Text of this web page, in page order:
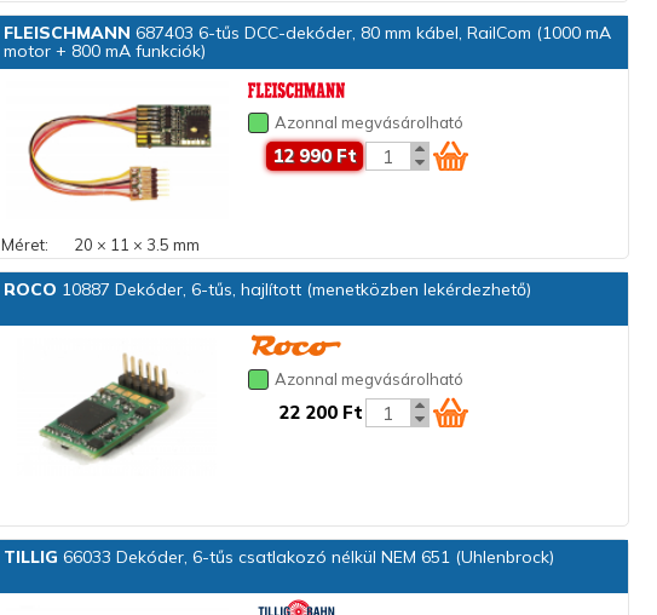
FLEISCHMANN 687403 6-tűs DCC-dekóder, 80 mm kábel, RailCom (1000 mA
motor + 800 mA funkciók)
Azonnal megvásárolható
12 990 Ft
Méret: 20 × 11 × 3.5 mm
ROCO 10887 Dekóder, 6-tűs, hajlított (menetközben lekérdezhető)
Azonnal megvásárolható
22 200 Ft
TILLIG 66033 Dekóder, 6-tűs csatlakozó nélkül NEM 651 (Uhlenbrock)